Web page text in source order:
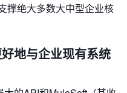
撑绝大多数大中型企业核
地与企业现有系统